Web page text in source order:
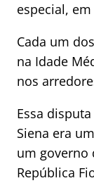
especial,
Cada um
na Idade
nos
Essa
Siena era
um governo
República